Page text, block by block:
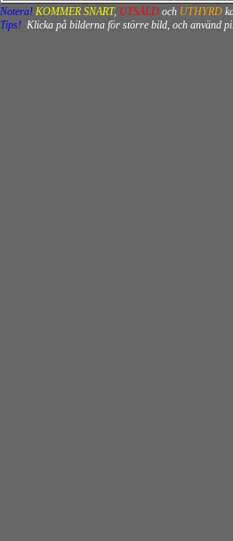
Notera! KOMMER SNART, UTSÅLD och UTHYRD
Tips! Klicka på bilderna för större bild, och använd